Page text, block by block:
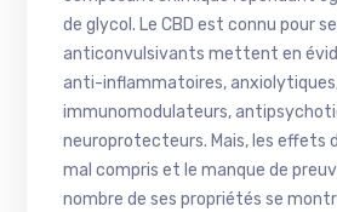
de glycol. Le CBD est connu pour
anticonvulsivants mettent en
anti-inflammatoires,
immunomodulateurs,
neuroprotecteurs. Mais, les effets
mal compris et le manque de
nombre de ses propriétés se